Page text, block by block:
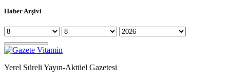
Haber Arşivi
Yerel Süreli Yayın-Aktüel Gazetesi